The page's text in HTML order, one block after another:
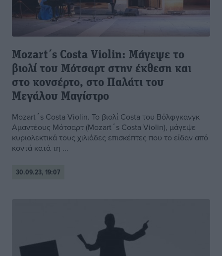
Mozart΄s Costa Violin: Μάγεψε το
βιολί του Μότσαρτ στην έκθεση και
στο κονσέρτο, στο Παλάτι του
Μεγάλου Μαγίστρο
Mozart΄s Costa Violin. Το βιολί Costa του Βόλφγκανγκ
Αμαντέους Μότσαρτ (Mozart΄s Costa Violin), μάγεψε
κυριολεκτικά τους χιλιάδες επισκέπτες που το είδαν από
κοντά κατά τη ...
30.09.23, 19:07